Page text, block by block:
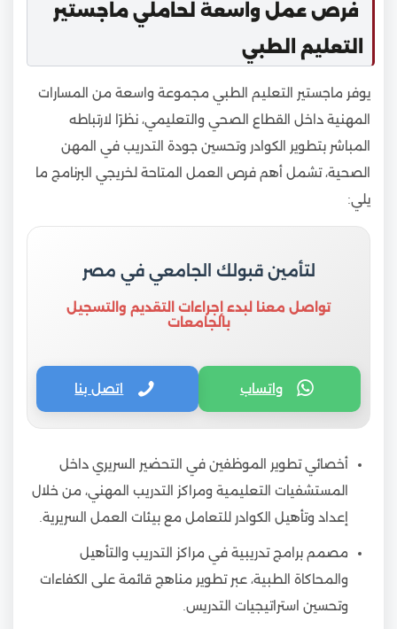
فرص عمل واسعة لحاملي ماجستير
التعليم الطبي
يوفر ماجستير التعليم الطبي مجموعة واسعة من المسارات
المهنية داخل القطاع الصحي والتعليمي، نظرًا لارتباطه
المباشر بتطوير الكوادر وتحسين جودة التدريب في المهن
الصحية، تشمل أهم فرص العمل المتاحة لخريجي البرنامج ما
يلي:
لتأمين قبولك الجامعي في مصر
تواصل معنا لبدء إجراءات التقديم والتسجيل
بالجامعات
واتساب اتصل بنا
أخصائي تطوير الموظفين في التحضير السريري داخل
المستشفيات التعليمية ومراكز التدريب المهني، من خلال
إعداد وتأهيل الكوادر للتعامل مع بيئات العمل السريرية.
مصمم برامج تدريبية في مراكز التدريب والتأهيل
والمحاكاة الطبية، عبر تطوير مناهج قائمة على الكفاءات
وتحسين استراتيجيات التدريس.